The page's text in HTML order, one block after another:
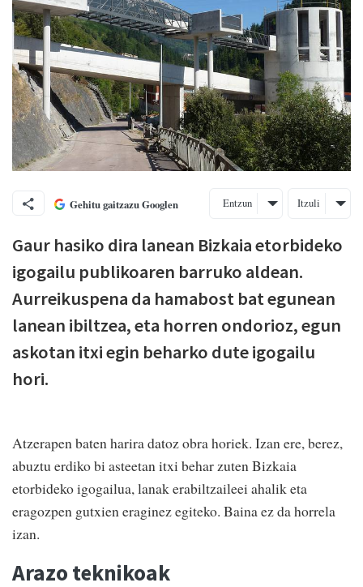
Gehitu gaitzazu Googlen Entzun Itzuli
Gaur hasiko dira lanean Bizkaia etorbideko
igogailu publikoaren barruko aldean.
Aurreikuspena da hamabost bat egunean
lanean ibiltzea, eta horren ondorioz, egun
askotan itxi egin beharko dute igogailu
hori.
Atzerapen baten harira datoz obra horiek. Izan ere, berez,
abuztu erdiko bi asteetan itxi behar zuten Bizkaia
etorbideko igogailua, lanak erabiltzaileei ahalik eta
eragozpen gutxien eraginez egiteko. Baina ez da horrela
izan.
Arazo teknikoak